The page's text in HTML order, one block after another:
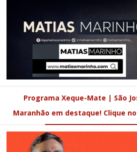
Programa Xeque-Mate | São
Maranhão em destaque! Clique